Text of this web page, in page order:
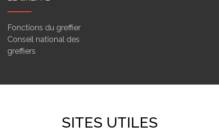
Fonctions du greffier
Conseil national des
greffiers
SITES UTILES